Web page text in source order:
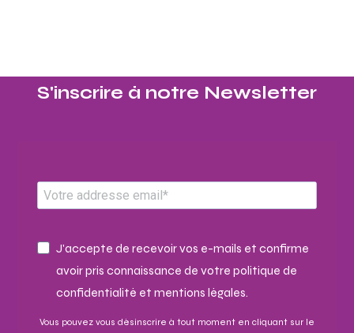
S'inscrire à notre Newsletter​
J'accepte de recevoir vos e-mails et confirme
avoir pris connaissance de votre politique de
confidentialité et mentions légales.
Vous pouvez vous désinscrire à tout moment en cliquant sur le